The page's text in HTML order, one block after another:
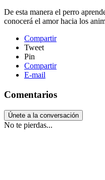
De esta manera el perro
conocerá el amor hacia los
Compartir
Tweet
Pin
Compartir
E-mail
Comentarios
Únete a la conversación
No te pierdas...